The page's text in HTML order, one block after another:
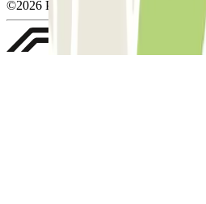
©2026 Parclick. All rights reserved